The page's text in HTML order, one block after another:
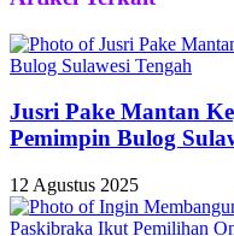
Jusri Pake Mantan
Pemimpin Bulog
12 Agustus 2025